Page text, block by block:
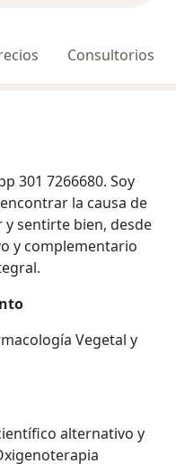
Consultorios
301 7266680. Soy
la causa de
sentirte bien, desde
y complementario
Vegetal y
alternativo y